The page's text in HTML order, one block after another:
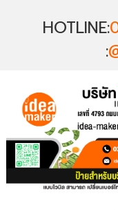
HOTLINE:
: